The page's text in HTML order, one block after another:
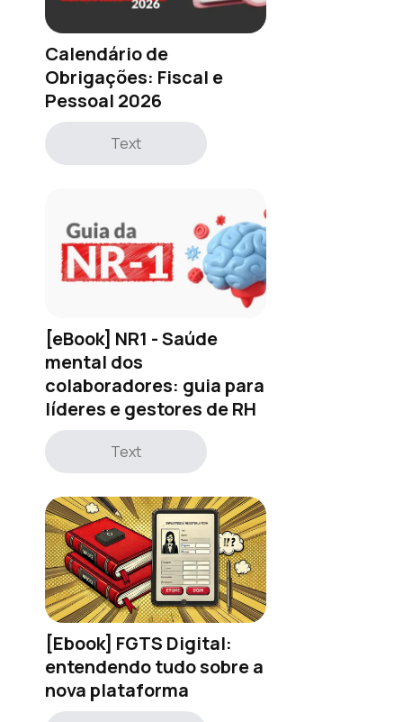
Calendário de
Obrigações: Fiscal e
Pessoal 2026
Text
[eBook] NR1 - Saúde
mental dos
colaboradores: guia para
líderes e gestores de RH
Text
[Ebook] FGTS Digital:
entendendo tudo sobre a
nova plataforma